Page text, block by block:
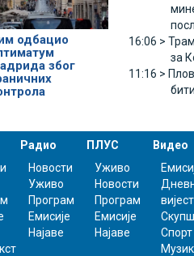
одбацио
због
16:06 >
за
11:16 >
Радио
Новости
Уживо
Програм
Емисије
Најаве
ПЛУС
Уживо
Новости
Програм
Емисије
Најаве
Видео
Спорт